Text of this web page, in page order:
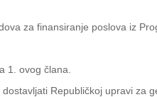
za finansiranje poslova iz
1. ovog člana.
Republičkoj upravi za